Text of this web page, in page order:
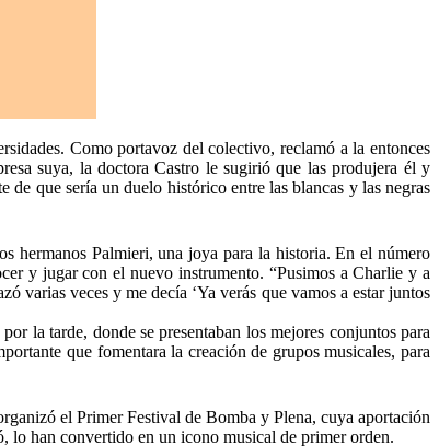
Como portavoz del colectivo, reclamó a la entonces
suya, la doctora Castro le sugirió que las produjera él y
que sería un duelo histórico entre las blancas y las negras
hermanos Palmieri, una joya para la historia. En el número
y jugar con el nuevo instrumento. “Pusimos a Charlie y a
varias veces y me decía ‘Ya verás que vamos a estar juntos
la tarde, donde se presentaban los mejores conjuntos para
que fomentara la creación de grupos musicales, para
el Primer Festival de Bomba y Plena, cuya aportación
lo han convertido en un icono musical de primer orden.